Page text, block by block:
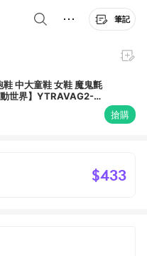
筆記
中大童鞋 女鞋 魔鬼氈
世界】YTRAVAG2-
搶購
$433